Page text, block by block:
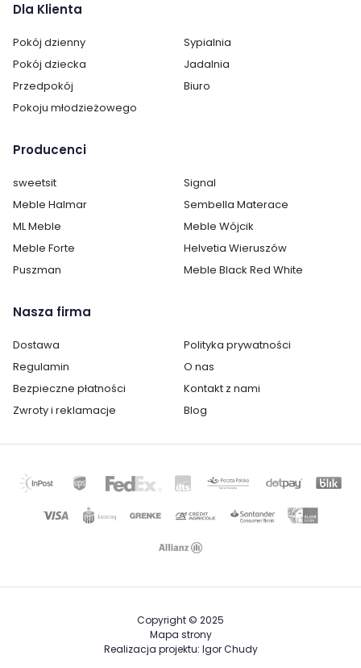
Dla Klienta
Pokój dzienny
Sypialnia
Pokój dziecka
Jadalnia
Przedpokój
Biuro
Pokoju młodzieżowego
Producenci
sweetsit
Signal
Meble Halmar
Sembella Materace
ML Meble
Meble Wójcik
Meble Forte
Helvetia Wieruszów
Puszman
Meble Black Red White
Nasza firma
Dostawa
Polityka prywatności
Regulamin
O nas
Bezpieczne płatności
Kontakt z nami
Zwroty i reklamacje
Blog
Copyright © 2025
Mapa strony
Realizacja projektu: Igor Chudy